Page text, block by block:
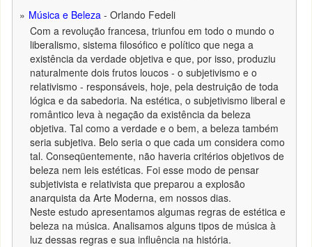
Música e Beleza - Orlando Fedeli
Com a revolução francesa, triunfou em todo o mundo o
liberalismo, sistema filosófico e político que nega a
existência da verdade objetiva e que, por isso, produziu
naturalmente dois frutos loucos - o subjetivismo e o
relativismo - responsáveis, hoje, pela destruição de toda
lógica e da sabedoria. Na estética, o subjetivismo liberal e
romântico leva à negação da existência da beleza
objetiva. Tal como a verdade e o bem, a beleza também
seria subjetiva. Belo seria o que cada um considera como
tal. Conseqüentemente, não haveria critérios objetivos de
beleza nem leis estéticas. Foi esse modo de pensar
subjetivista e relativista que preparou a explosão
anarquista da Arte Moderna, em nossos dias.
Neste estudo apresentamos algumas regras de estética e
beleza na música. Analisamos alguns tipos de música à
luz dessas regras e sua influência na história.